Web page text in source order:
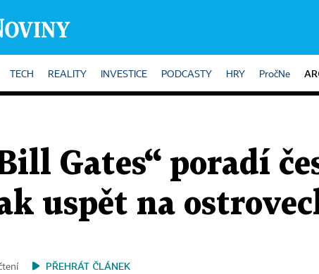
TECH REALITY INVESTICE PODCASTY HRY PročNe
Gates“ poradí
uspět na
PŘEHRÁT ČLÁNEK